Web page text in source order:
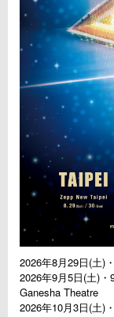
2026年8月29日(土)
2026年9月5日(土)
Ganesha Theatre
2026年10月3日(土)